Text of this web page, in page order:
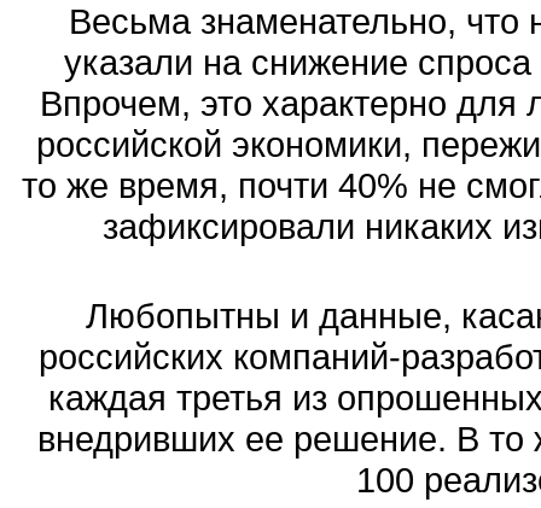
Весьма знаменательно,
указали на снижение
Впрочем, это характерно
российской экономики,
то же время, почти 40% не
зафиксировали никаких
Любопытны и данные,
российских компаний-
каждая третья из
внедривших ее решение. В
100